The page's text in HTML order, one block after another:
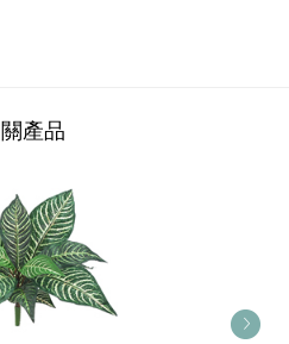
產品